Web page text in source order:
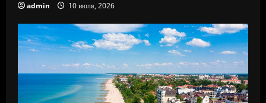
admin 10 июля, 2026